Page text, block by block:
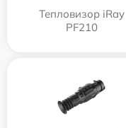
Тепловизор iRay
PF210